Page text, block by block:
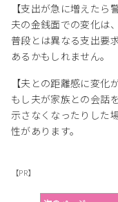
【支出が急に増えたら
夫の金銭面での変化は
普段とは異なる支出要
あるかもしれません。
【夫との距離感に変化が
もし夫が家族との会話
示さなくなったりした
性があります。
【PR】